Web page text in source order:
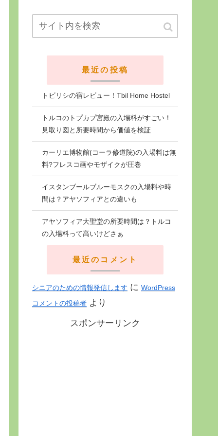
最近の投稿
トビリシの宿レビュー！Tbil Home Hostel
トルコのトプカプ宮殿の入場料がすごい！
見取り図と所要時間から価値を検証
カーリエ博物館(コーラ修道院)の入場料は無
料?フレスコ画やモザイクが圧巻
イスタンブールブルーモスクの入場料や時
間は？アヤソフィアとの違いも
アヤソフィア大聖堂の所要時間は？トルコ
の入場料って高いけどさぁ
最近のコメント
シニアのための情報発信します に WordPress
コメントの投稿者 より
スポンサーリンク